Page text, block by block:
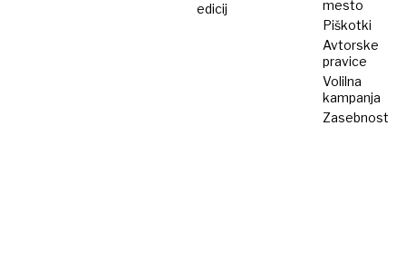
edicij
mesto
Piškotki
Avtorske
pravice
Volilna
kampanja
Zasebnost